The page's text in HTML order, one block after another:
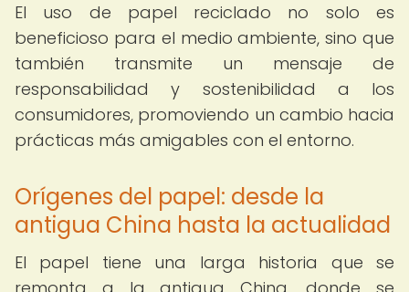
El uso de papel reciclado no solo es
beneficioso para el medio ambiente, sino que
también transmite un mensaje de
responsabilidad y sostenibilidad a los
consumidores, promoviendo un cambio hacia
prácticas más amigables con el entorno.
Orígenes del papel: desde la
antigua China hasta la actualidad
El papel tiene una larga historia que se